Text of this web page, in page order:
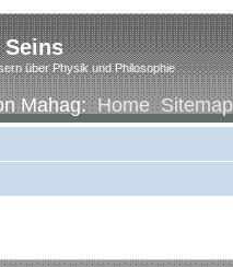
Seins
über Physik und Philosophie
Mahag:Home Sitemap